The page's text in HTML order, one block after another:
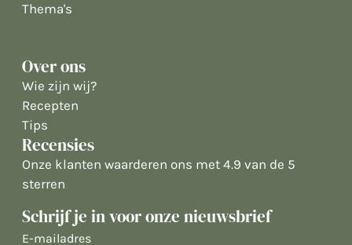
Thema's
Over ons
Wie zijn wij?
Recepten
Tips
Recensies
Onze klanten waarderen ons met 4.9 van de 5
sterren
Schrijf je in voor onze nieuwsbrief
E-